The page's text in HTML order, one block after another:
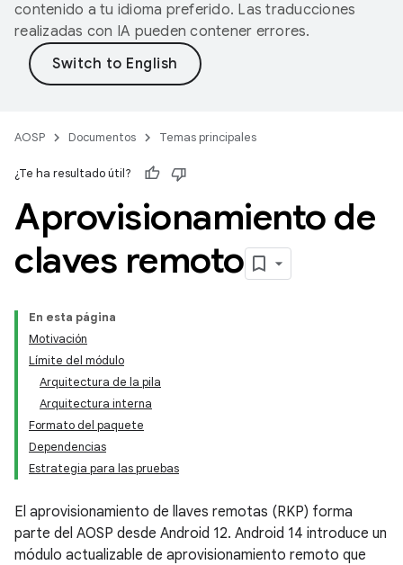
contenido a tu idioma preferido. Las traducciones
realizadas con IA pueden contener errores.
AOSP Documentos Temas principales
¿Te ha resultado útil?
Aprovisionamiento de
claves remoto
En esta página
Motivación
Límite del módulo
Arquitectura de la pila
Arquitectura interna
Formato del paquete
Dependencias
Estrategia para las pruebas
El aprovisionamiento de llaves remotas (RKP) forma
parte del AOSP desde Android 12. Android 14 introduce un
módulo actualizable de aprovisionamiento remoto que